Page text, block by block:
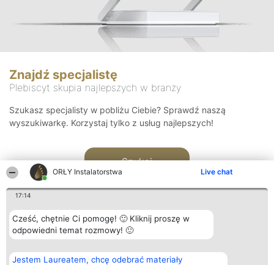
ORŁY Instalatorstwa Live chat
17:14
Cześć, chętnie Ci pomogę! 🙂 Kliknij proszę w
odpowiedni temat rozmowy! 🙂
Jestem Laureatem, chcę odebrać materiały
Znajdź specjalistę
Plebiscyt skupia najlepszych w branży
Szukasz specjalisty w pobliżu Ciebie? Sprawdź naszą
wyszukiwarkę. Korzystaj tylko z usług najlepszych!
Szukaj
Organizator plebiscytu
Bright Side Solutions sp. z o.
Plebiscyt
Laureaci
Kontakt
Kontakt